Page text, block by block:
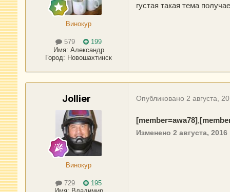
Винокур
579
199
Имя: Александр
Город: Новошахтинск
густая такая тема
Jollier
Винокур
729
195
Опубликовано 2 августа,
[member=awa78],
Изменено 2 августа, 2016